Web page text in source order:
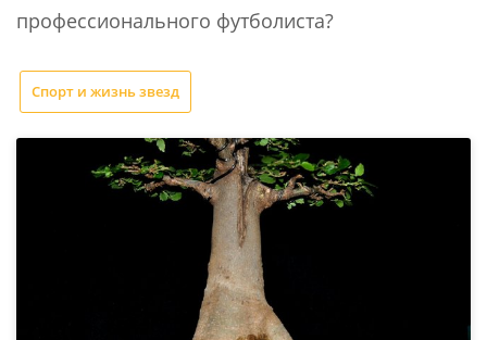
профессионального футболиста?
Спорт и жизнь звезд